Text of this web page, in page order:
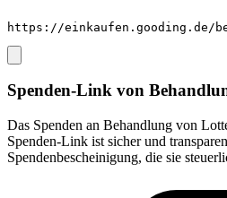
https://einkaufen.gooding.de/
Spenden-Link von
Das Spenden an Behandlung von
Spenden-Link ist sicher und
Spendenbescheinigung, die sie